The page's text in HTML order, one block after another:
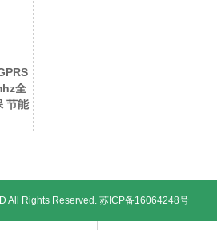
全
节能
All Rights Reserved. 苏ICP备16064248号